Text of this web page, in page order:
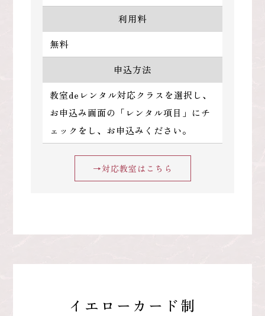
利用料
無料
申込方法
教室deレンタル対応クラスを選択し、
お申込み画面の「レンタル項目」にチ
ェックをし、お申込みください。
→対応教室はこちら
イエローカード制